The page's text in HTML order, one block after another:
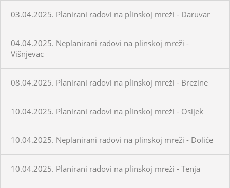
03.04.2025. Planirani radovi na plinskoj mreži - Daruvar
04.04.2025. Neplanirani radovi na plinskoj mreži -
Višnjevac
08.04.2025. Planirani radovi na plinskoj mreži - Brezine
10.04.2025. Planirani radovi na plinskoj mreži - Osijek
10.04.2025. Neplanirani radovi na plinskoj mreži - Doliće
10.04.2025. Planirani radovi na plinskoj mreži - Tenja